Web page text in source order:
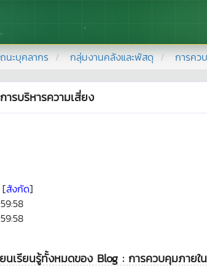
นะบุคลากร กลุ่มงานคลังและพัสดุ การคว
ารบริหารความเสี่ยง
[สังกัด]
นเรียนรู้ทั้งหมดของ Blog : การควบคุมภายใ